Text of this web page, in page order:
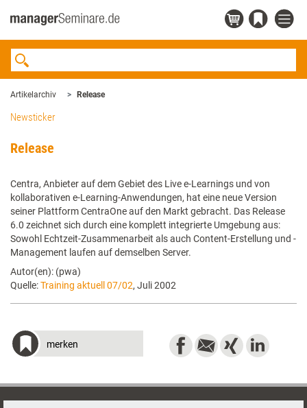
Artikelarchiv Release
Newsticker
Release
Centra, Anbieter auf dem Gebiet des Live e-Learnings und von
kollaborativen e-Learning-Anwendungen, hat eine neue Version
seiner Plattform CentraOne auf den Markt gebracht. Das Release
6.0 zeichnet sich durch eine komplett integrierte Umgebung aus:
Sowohl Echtzeit-Zusammenarbeit als auch Content-Erstellung und -
Management laufen auf demselben Server.
Autor(en): (pwa)
Quelle:Training aktuell 07/02, Juli 2002
merken